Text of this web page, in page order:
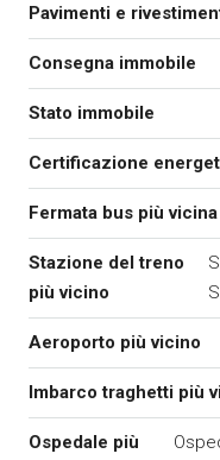
Pavimenti e
Consegna immobile
Stato immobile
Certificazione
Fermata bus più vicina
Stazione del treno
più vicino
Aeroporto più vicino
Imbarco traghetti più
Ospedale più